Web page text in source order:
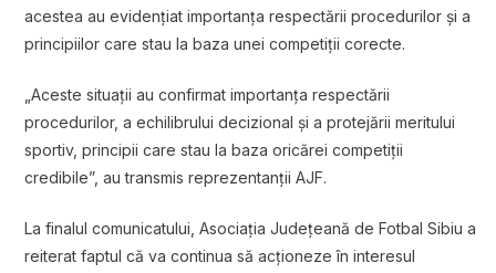
acestea au evidențiat importanța respectării procedurilor și a
principiilor care stau la baza unei competiții corecte.
„Aceste situații au confirmat importanța respectării
procedurilor, a echilibrului decizional și a protejării meritului
sportiv, principii care stau la baza oricărei competiții
credibile”, au transmis reprezentanții AJF.
La finalul comunicatului, Asociația Județeană de Fotbal Sibiu a
reiterat faptul că va continua să acționeze în interesul